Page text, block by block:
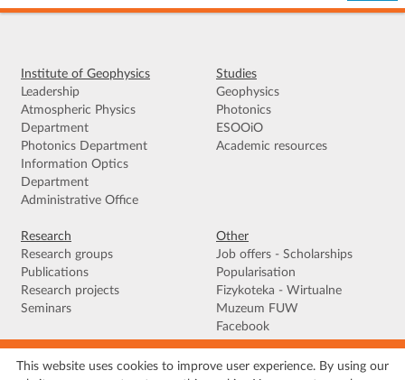
Institute of Geophysics
Leadership
Atmospheric Physics
Department
Photonics Department
Information Optics
Department
Administrative Office
Studies
Geophysics
Photonics
ESOOiO
Academic resources
Research
Research groups
Publications
Research projects
Seminars
Other
Job offers - Scholarships
Popularisation
Fizykoteka - Wirtualne
Muzeum FUW
Facebook
Terms of use|Privacy policy| Cookies|Accessibility declaration|Site
This website uses cookies to improve user experience. By using our